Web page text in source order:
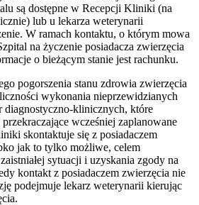
są dostępne w Recepcji Kliniki (na
lub u lekarza weterynarii
W ramach kontaktu, o którym mowa
na życzenie posiadacza zwierzęcia
o bieżącym stanie jest rachunku.
pogorszenia stanu zdrowia zwierzęcia
wykonania nieprzewidzianych
diagnostyczno-klinicznych, które
wcześniej zaplanowane
skontaktuje się z posiadaczem
jak to tylko możliwe, celem
sytuacji i uzyskania zgody na
kontakt z posiadaczem zwierzęcia nie
podejmuje lekarz weterynarii kierując